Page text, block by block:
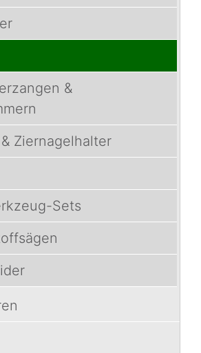
&
Ziernagelhalter
Sets